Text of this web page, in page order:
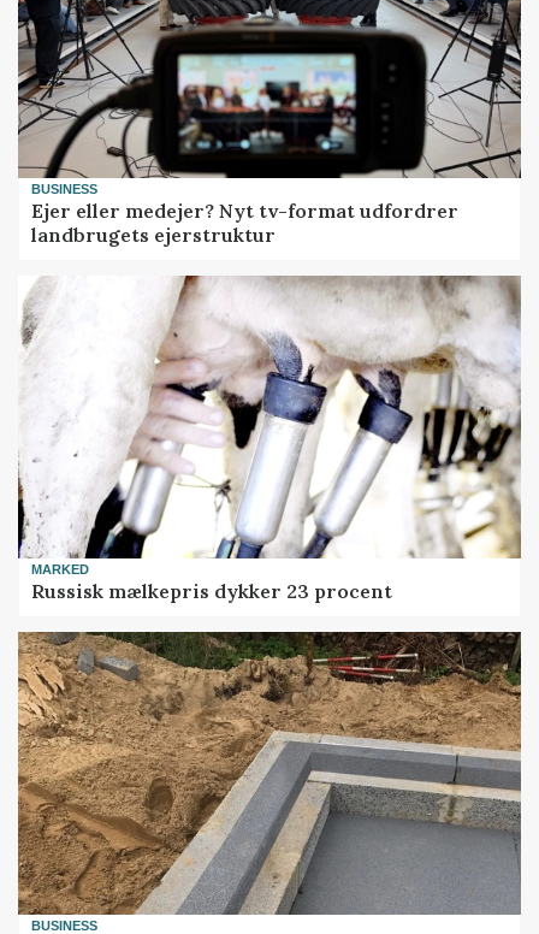
BUSINESS
Ejer eller medejer? Nyt tv-format udfordrer
landbrugets ejerstruktur
MARKED
Russisk mælkepris dykker 23 procent
BUSINESS